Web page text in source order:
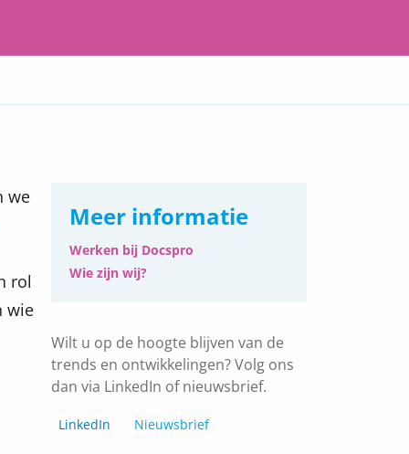
we
rol
wie
Meer informatie
Werken bij Docspro
Wie zijn wij?
Wilt u op de hoogte blijven van de
trends en ontwikkelingen? Volg ons
dan via LinkedIn of nieuwsbrief.
LinkedIn Nieuwsbrief